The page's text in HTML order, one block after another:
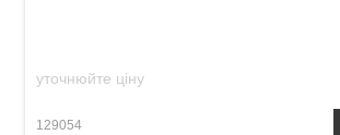
уточнюйте ціну
129054